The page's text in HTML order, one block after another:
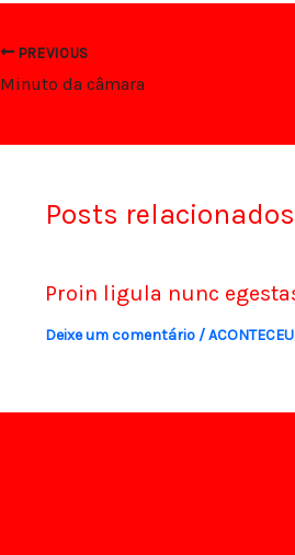
PREVIOUS
Minuto da câmara
Posts relacionados
Proin ligula nunc
Deixe um comentário /ACONTECEU